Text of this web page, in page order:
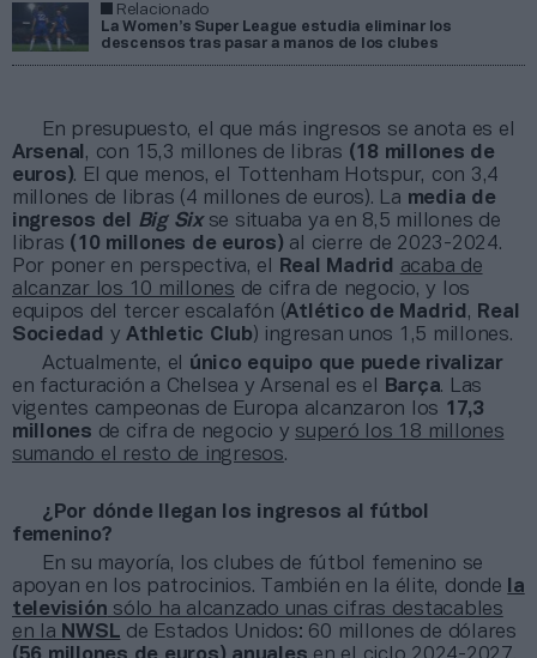
Relacionado
La Women’s Super League estudia eliminar los
descensos tras pasar a manos de los clubes
En presupuesto, el que más ingresos se anota es el
Arsenal , con 15,3 millones de libras (18 millones de
euros). El que menos, el Tottenham Hotspur, con 3,4
millones de libras (4 millones de euros). La media de
ingresos del
Big Sixse situaba ya en 8,5 millones de
libras (10 millones de euros) al cierre de 2023-2024.
Por poner en perspectiva, el
Real Madrid
acaba de
alcanzar los 10 millones de cifra de negocio, y los
equipos del tercer escalafón (Atlético de Madrid , Real
Sociedad yAthletic Club ) ingresan unos 1,5 millones.
Actualmente, el único equipo que puede rivalizar
en facturación a Chelsea y Arsenal es el
Barça. Las
vigentes campeonas de Europa alcanzaron los 17,3
millones de cifra de negocio y superó los 18 millones
sumando el resto de ingresos.
¿Por dónde llegan los ingresos al fútbol
femenino?
En su mayoría, los clubes de fútbol femenino se
apoyan en los patrocinios. También en la élite, donde
la
televisión sólo ha alcanzado unas cifras destacables
en la NWSL de Estados Unidos: 60 millones de dólares